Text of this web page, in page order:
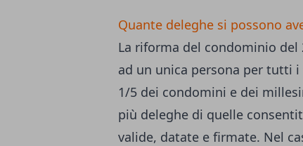
Quante deleghe si possono
La riforma del condominio
ad un unica persona per tutti
1/5 dei condomini e dei
più deleghe di quelle
valide, datate e firmate. Nel